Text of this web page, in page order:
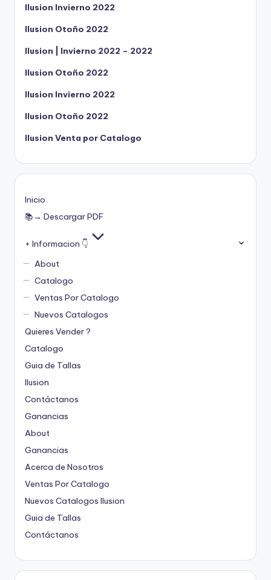
Ilusion Invierno 2022
Ilusion Otoño 2022
Ilusion | Invierno 2022 – 2022
Ilusion Otoño 2022
Ilusion Invierno 2022
Ilusion Otoño 2022
Ilusion Venta por Catalogo
Inicio
📚→ Descargar PDF
+ Informacion 👇
About
Catalogo
Ventas Por Catalogo
Nuevos Catalogos
Quieres Vender ?
Catalogo
Guia de Tallas
Ilusion
Contáctanos
Ganancias
About
Ganancias
Acerca de Nosotros
Ventas Por Catalogo
Nuevos Catalogos Ilusion
Guia de Tallas
Contáctanos